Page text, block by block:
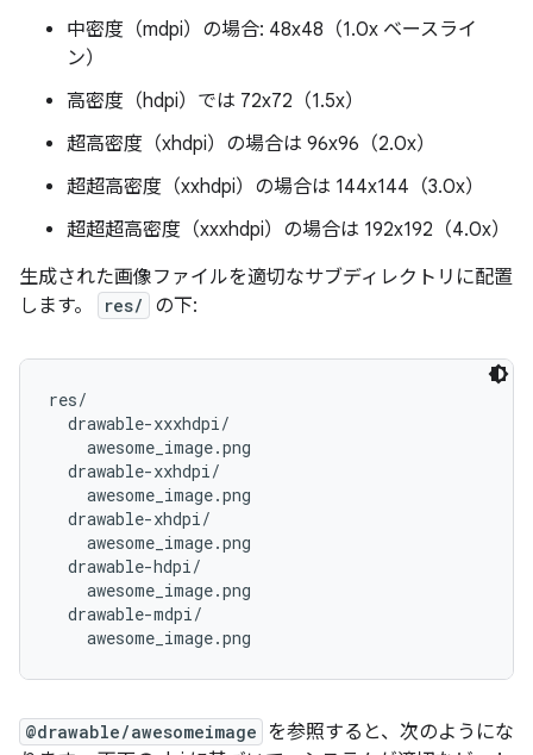
中密度（mdpi）の場合: 48x48（1.0x ベースライ
ン）
高密度（hdpi）では 72x72（1.5x）
超高密度（xhdpi）の場合は 96x96（2.0x）
超超高密度（xxhdpi）の場合は 144x144（3.0x）
超超超高密度（xxxhdpi）の場合は 192x192（4.0x）
生成された画像ファイルを適切なサブディレクトリに配置
します。
res/ の下:
res/
  drawable-xxxhdpi/
    awesome_image.png
  drawable-xxhdpi/
    awesome_image.png
  drawable-xhdpi/
    awesome_image.png
  drawable-hdpi/
    awesome_image.png
  drawable-mdpi/
@drawable/awesomeimage を参照すると、次のようにな